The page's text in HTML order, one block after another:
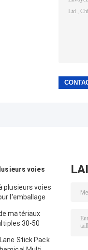
voies
plusieurs voies
l'emballage
matériaux
30-50
Stick Pack